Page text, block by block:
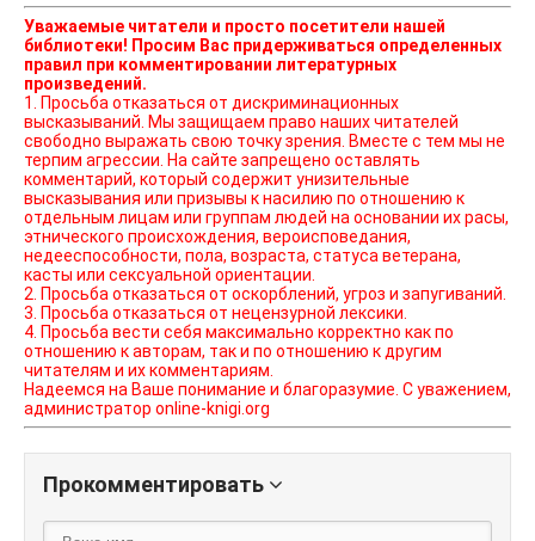
Уважаемые читатели и просто посетители нашей
библиотеки! Просим Вас придерживаться определенных
правил при комментировании литературных
произведений.
1. Просьба отказаться от дискриминационных
высказываний. Мы защищаем право наших читателей
свободно выражать свою точку зрения. Вместе с тем мы не
терпим агрессии. На сайте запрещено оставлять
комментарий, который содержит унизительные
высказывания или призывы к насилию по отношению к
отдельным лицам или группам людей на основании их расы,
этнического происхождения, вероисповедания,
недееспособности, пола, возраста, статуса ветерана,
касты или сексуальной ориентации.
2. Просьба отказаться от оскорблений, угроз и запугиваний.
3. Просьба отказаться от нецензурной лексики.
4. Просьба вести себя максимально корректно как по
отношению к авторам, так и по отношению к другим
читателям и их комментариям.
Надеемся на Ваше понимание и благоразумие. С уважением,
администратор online-knigi.org
Прокомментировать